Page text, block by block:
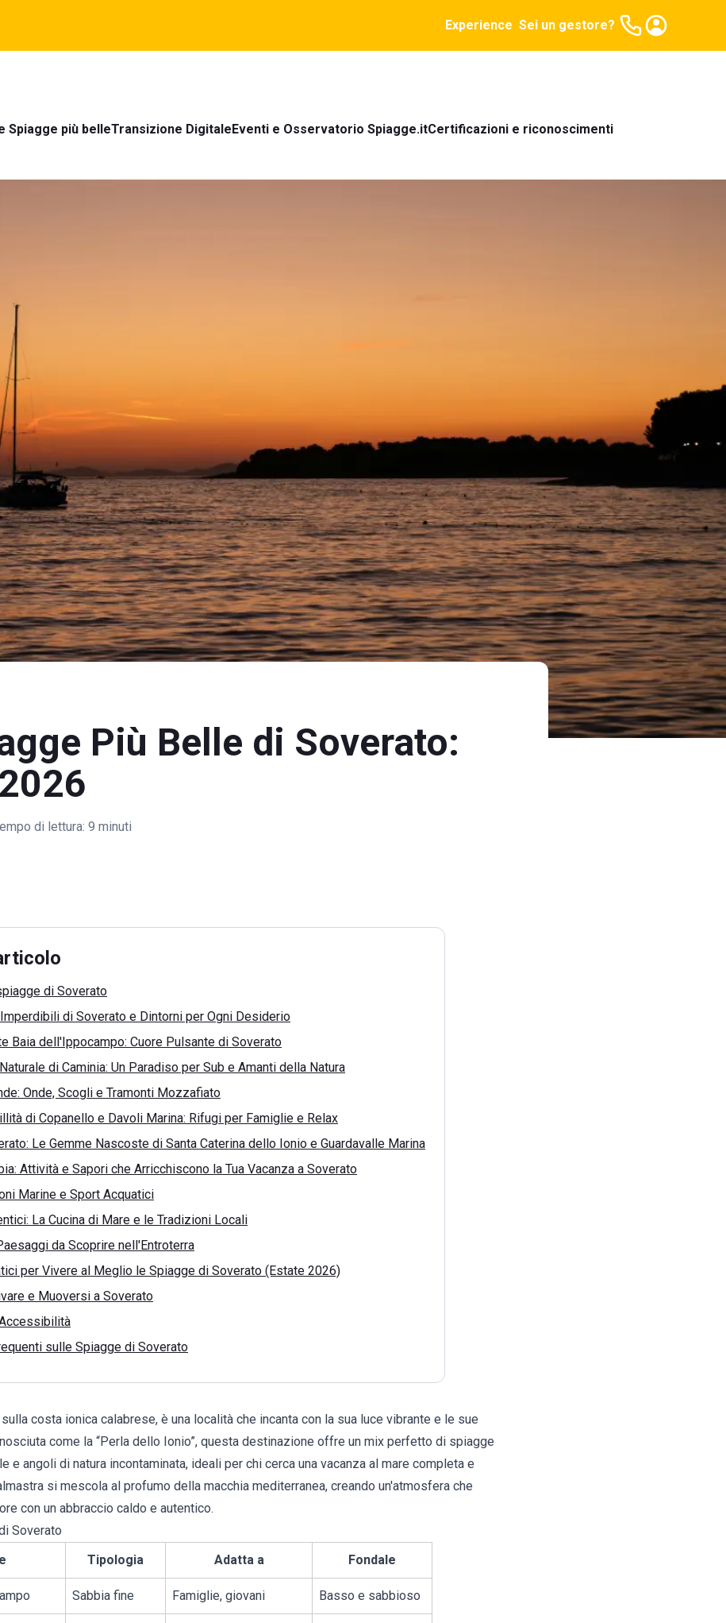
Experience Sei un gestore?
Spiagge più belleTransizione DigitaleEventi e Osservatorio Spiagge.itCertificazioni e riconoscimenti
Più Belle di Soverato:
di lettura: 9 minuti
di Soverato
di Soverato e Dintorni per Ogni Desiderio
Baia dell'Ippocampo: Cuore Pulsante di Soverato
di Caminia: Un Paradiso per Sub e Amanti della Natura
Onde, Scogli e Tramonti Mozzafiato
di Copanello e Davoli Marina: Rifugi per Famiglie e Relax
Le Gemme Nascoste di Santa Caterina dello Ionio e Guardavalle Marina
Attività e Sapori che Arricchiscono la Tua Vacanza a Soverato
Marine e Sport Acquatici
La Cucina di Mare e le Tradizioni Locali
da Scoprire nell'Entroterra
per Vivere al Meglio le Spiagge di Soverato (Estate 2026)
e Muoversi a Soverato
sulle Spiagge di Soverato
costa ionica calabrese, è una località che incanta con la sua luce vibrante e le sue
come la “Perla dello Ionio”, questa destinazione offre un mix perfetto di spiagge
e angoli di natura incontaminata, ideali per chi cerca una vacanza al mare completa e
si mescola al profumo della macchia mediterranea, creando un'atmosfera che
con un abbraccio caldo e autentico.
Soverato
Tipologia Adatta a Fondale
Sabbia fine Famiglie, giovani Basso e sabbioso